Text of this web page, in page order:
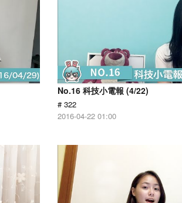
No.16 科技小電報 (4/22)
# 322
2016-04-22 01:00